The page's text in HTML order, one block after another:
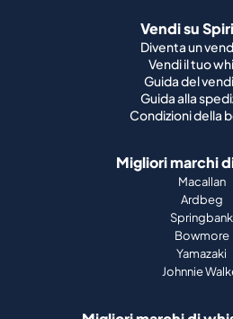
Vendi su
Diventa un
Vendi il tuo
Guida del
Guida alla
Condizioni della
Migliori marchi
Macallan
Ardbeg
Springbank
Bowmore
Yamazaki
Johnnie